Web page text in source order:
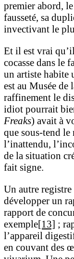
premier abord,
fausseté, sa
invectivant le
Et il est vrai
cocasse dans le
un artiste habite
est au Musée de
raffinement le
idiot pourrait
Freaks) avait à
que sous-tend le
l’inattendu,
de la situation
fait signe.
Un autre
développer un
rapport de
exemple[13] ;
l’appareil
en couvant des